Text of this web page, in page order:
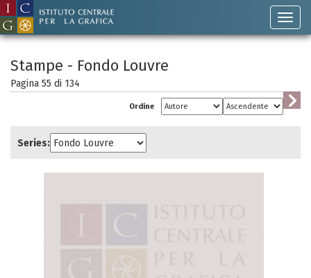
Stampe - Fondo Louvre
Pagina 55 di 134
Ordine
Series: